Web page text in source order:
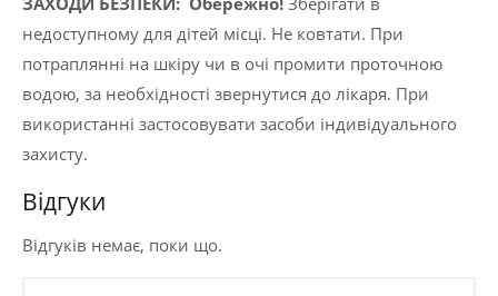
недоступному для дітей місці. Не ковтати. При
потраплянні на шкіру чи в очі промити проточною
водою, за необхідності звернутися до лікаря. При
використанні застосовувати засоби індивідуального
захисту.
Відгуки
Відгуків немає, поки що.